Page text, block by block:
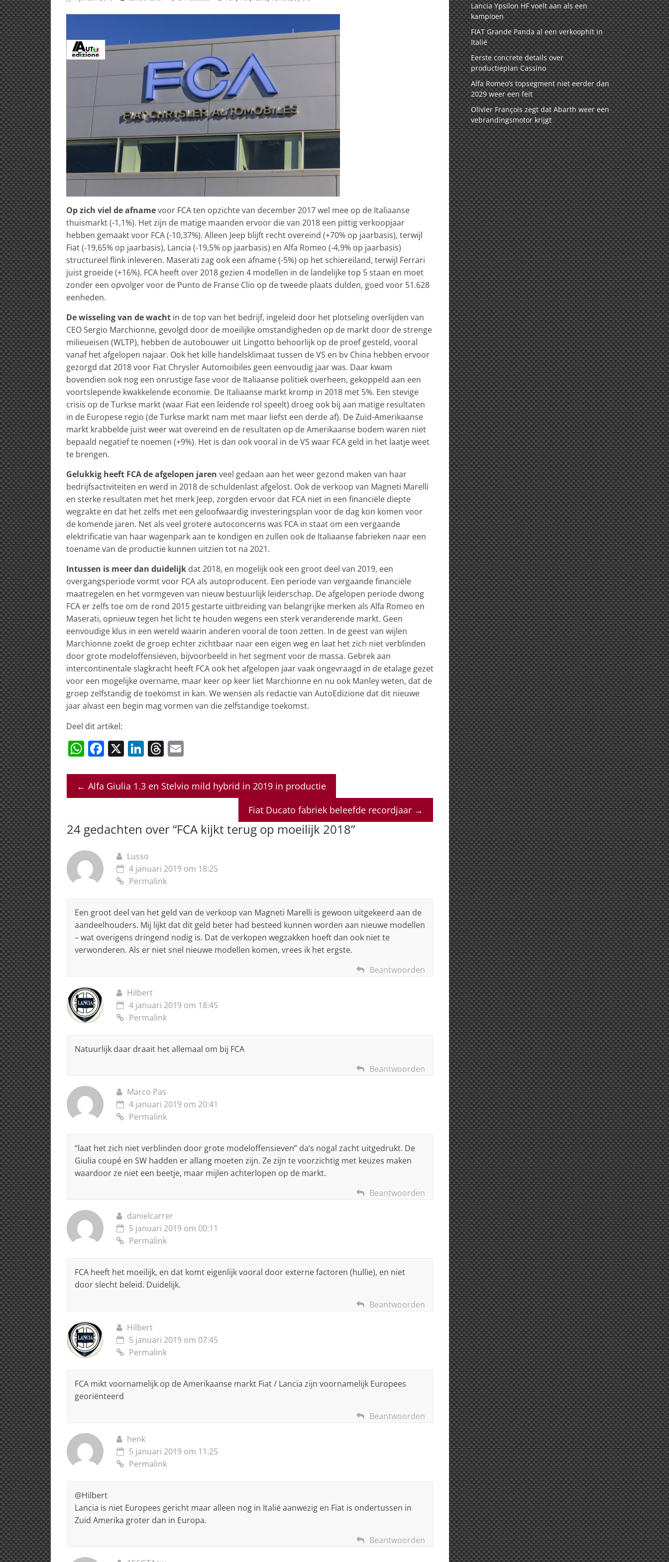
Op zich viel de afnamevoor FCA ten opzichte van december 2017 wel mee op de Italiaanse
thuismarkt (-1,1%). Het zijn de matige maanden ervoor die van 2018 een pittig verkoopjaar
hebben gemaakt voor FCA (-10,37%). Alleen Jeep blijft recht overeind (+70% op jaarbasis), terwijl
Fiat (-19,65% op jaarbasis), Lancia (-19,5% op jaarbasis) en Alfa Romeo (-4,9% op jaarbasis)
structureel flink inleveren. Maserati zag ook een afname (-5%) op het schiereiland, terwijl Ferrari
juist groeide (+16%). FCA heeft over 2018 gezien 4 modellen in de landelijke top 5 staan en moet
zonder een opvolger voor de Punto de Franse Clio op de tweede plaats dulden, goed voor 51.628
eenheden.
De wisseling van de wacht in de top van het bedrijf, ingeleid door het plotseling overlijden van
CEO Sergio Marchionne, gevolgd door de moeilijke omstandigheden op de markt door de strenge
milieueisen (WLTP), hebben de autobouwer uit Lingotto behoorlijk op de proef gesteld, vooral
vanaf het afgelopen najaar. Ook het kille handelsklimaat tussen de VS en bv China hebben ervoor
gezorgd dat 2018 voor Fiat Chrysler Automoibiles geen eenvoudig jaar was. Daar kwam
bovendien ook nog een onrustige fase voor de Italiaanse politiek overheen, gekoppeld aan een
voortslepende kwakkelende economie. De Italiaanse markt kromp in 2018 met 5%. Een stevige
crisis op de Turkse markt (waar Fiat een leidende rol speelt) droeg ook bij aan matige resultaten
in de Europese regio (de Turkse markt nam met maar liefst een derde af). De Zuid-Amerikaanse
markt krabbelde juist weer wat overeind en de resultaten op de Amerikaanse bodem waren niet
bepaald negatief te noemen (+9%). Het is dan ook vooral in de VS waar FCA geld in het laatje weet
te brengen.
Gelukkig heeft FCA de afgelopen jaren veel gedaan aan het weer gezond maken van haar
bedrijfsactiviteiten en werd in 2018 de schuldenlast afgelost. Ook de verkoop van Magneti Marelli
en sterke resultaten met het merk Jeep, zorgden ervoor dat FCA niet in een financiële diepte
wegzakte en dat het zelfs met een geloofwaardig investeringsplan voor de dag kon komen voor
de komende jaren. Net als veel grotere autoconcerns was FCA in staat om een vergaande
elektrificatie van haar wagenpark aan te kondigen en zullen ook de Italiaanse fabrieken naar een
toename van de productie kunnen uitzien tot na 2021.
Intussen is meer dan duidelijk dat 2018, en mogelijk ook een groot deel van 2019, een
overgangsperiode vormt voor FCA als autoproducent. Een periode van vergaande financiële
maatregelen en het vormgeven van nieuw bestuurlijk leiderschap. De afgelopen periode dwong
FCA er zelfs toe om de rond 2015 gestarte uitbreiding van belangrijke merken als Alfa Romeo en
Maserati, opnieuw tegen het licht te houden wegens een sterk veranderende markt. Geen
eenvoudige klus in een wereld waarin anderen vooral de toon zetten. In de geest van wijlen
Marchionne zoekt de groep echter zichtbaar naar een eigen weg en laat het zich niet verblinden
door grote modeloffensieven, bijvoorbeeld in het segment voor de massa. Gebrek aan
intercontinentale slagkracht heeft FCA ook het afgelopen jaar vaak ongevraagd in de etalage gezet
voor een mogelijke overname, maar keer op keer liet Marchionne en nu ook Manley weten, dat de
groep zelfstandig de toekomst in kan. We wensen als redactie van AutoEdizione dat dit nieuwe
jaar alvast een begin mag vormen van die zelfstandige toekomst.
Deel dit artikel:
W
at
s
p
p
F
c
e
o
X Li
k
e
n
T
re
a
s
ai
l
← Alfa Giulia 1.3 en Stelvio mild hybrid in 2019 in productie
Fiat Ducato fabriek beleefde recordjaar →
24 gedachten over “FCA kijkt terug op moeilijk 2018”
Lusso
4 januari 2019 om 18:25
Permalink
Een groot deel van het geld van de verkoop van Magneti Marelli is gewoon uitgekeerd aan de
aandeelhouders. Mij lijkt dat dit geld beter had besteed kunnen worden aan nieuwe modellen
– wat overigens dringend nodig is. Dat de verkopen wegzakken hoeft dan ook niet te
verwonderen. Als er niet snel nieuwe modellen komen, vrees ik het ergste.
Beantwoorden
Hilbert
4 januari 2019 om 18:45
Permalink
Natuurlijk daar draait het allemaal om bij FCA
Beantwoorden
Marco Pas
4 januari 2019 om 20:41
Permalink
“laat het zich niet verblinden door grote modeloffensieven” da’s nogal zacht uitgedrukt. De
Giulia coupé en SW hadden er allang moeten zijn. Ze zijn te voorzichtig met keuzes maken
waardoor ze niet een beetje, maar mijlen achterlopen op de markt.
Beantwoorden
danielcarrer
5 januari 2019 om 00:11
Permalink
FCA heeft het moeilijk, en dat komt eigenlijk vooral door externe factoren (hullie), en niet
door slecht beleid. Duidelijk.
Beantwoorden
Hilbert
5 januari 2019 om 07:45
Permalink
FCA mikt voornamelijk op de Amerikaanse markt Fiat / Lancia zijn voornamelijk Europees
georiënteerd
Beantwoorden
henk
5 januari 2019 om 11:25
Permalink
@Hilbert
Lancia is niet Europees gericht maar alleen nog in Italië aanwezig en Fiat is ondertussen in
Zuid Amerika groter dan in Europa.
Beantwoorden
Lancia Ypsilon HF voelt aan als een
kampioen
FIAT Grande Panda al een verkoophit in
Italië
Eerste concrete details over
productieplan Cassino
Alfa Romeo’s topsegment niet eerder dan
2029 weer een feit
Olivier François zegt dat Abarth weer een
vebrandingsmotor krijgt